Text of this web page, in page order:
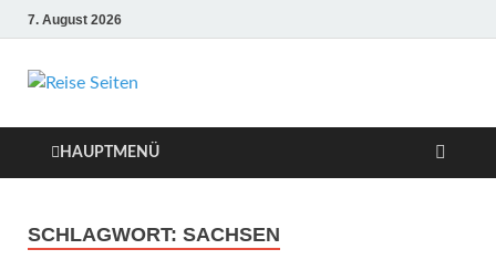
7. August 2026
Die besten Reise-
Webseiten für
Ihre perfekte
HAUPTMENÜ
SCHLAGWORT: SACHSEN